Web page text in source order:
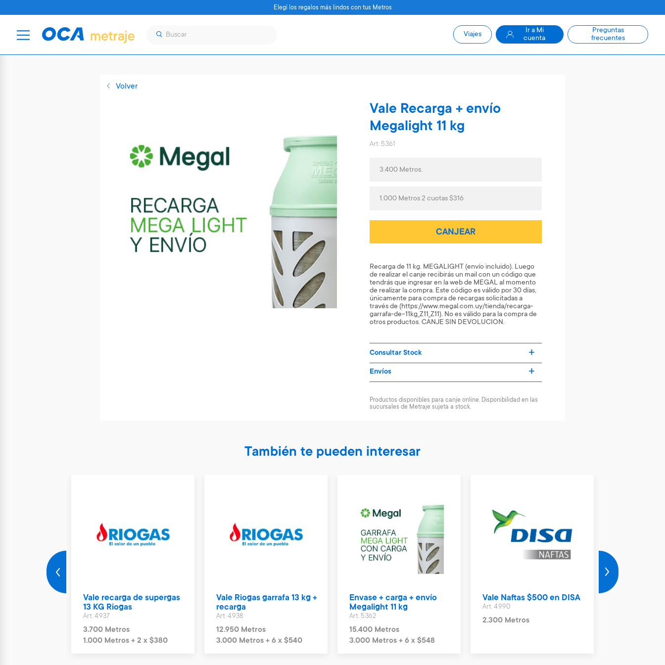
Volver
Vale Recarga + envío
Megalight 11 kg
Art. 5.361
3.400 Metros.
1.000 Metros 2 cuotas $316
CANJEAR
Recarga de 11 kg. MEGALIGHT (envío incluido). Luego
de realizar el canje recibirás un mail con un código que
tendrás que ingresar en la web de MEGAL al momento
de realizar la compra. Este código es válido por 30 días,
únicamente para compra de recargas solicitadas a
través de (https://www.megal.com.uy/tienda/recarga-
garrafa-de-11kg_Z11_Z11). No es válido para la compra de
otros productos. CANJE SIN DEVOLUCION.
Consultar Stock
Envíos
Productos disponibles para canje online. Disponibilidad en las
sucursales de Metraje sujeta a stock.
También te pueden interesar
Vale recarga de supergas
13 KG Riogas
Art. 4.937
3.700 Metros
1.000 Metros + 2 x $380
Vale Riogas garrafa 13 kg +
recarga
Art. 4.938
12.950 Metros
3.000 Metros + 6 x $540
Envase + carga + envío
Megalight 11 kg
Art. 5.362
15.400 Metros
3.000 Metros + 6 x $548
Vale Naftas $500 en DISA
Art. 4.990
2.300 Metros
Elegí los regalos más lindos con tus Metros
Viajes
Ir a Mi
cuenta
Preguntas
frecuentes